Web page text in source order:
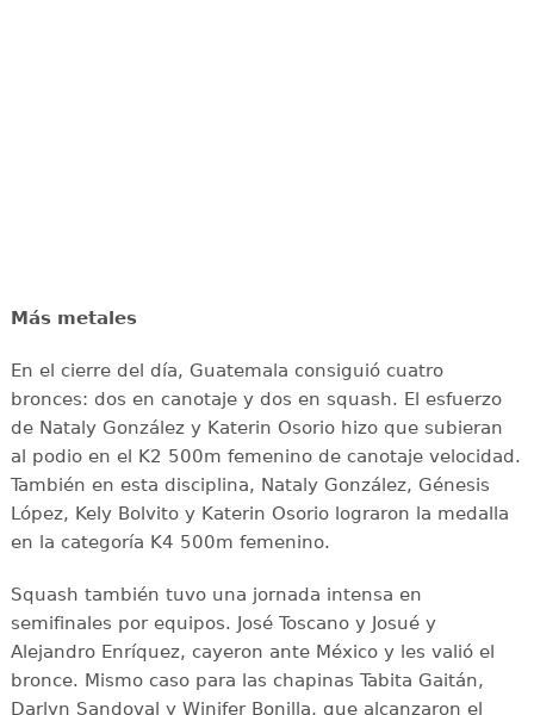
Más metales
En el cierre del día, Guatemala consiguió cuatro
bronces: dos en canotaje y dos en squash. El esfuerzo
de Nataly González y Katerin Osorio hizo que subieran
al podio en el K2 500m femenino de canotaje velocidad.
También en esta disciplina, Nataly González, Génesis
López, Kely Bolvito y Katerin Osorio lograron la medalla
en la categoría K4 500m femenino.
Squash también tuvo una jornada intensa en
semifinales por equipos. José Toscano y Josué y
Alejandro Enríquez, cayeron ante México y les valió el
bronce. Mismo caso para las chapinas Tabita Gaitán,
Darlyn Sandoval y Winifer Bonilla, que alcanzaron el